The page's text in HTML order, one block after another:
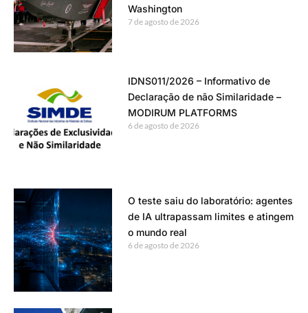
Washington
7 de agosto de 2026
IDNS011/2026 – Informativo de
Declaração de não Similaridade –
MODIRUM PLATFORMS
6 de agosto de 2026
O teste saiu do laboratório: agentes
de IA ultrapassam limites e atingem
o mundo real
6 de agosto de 2026